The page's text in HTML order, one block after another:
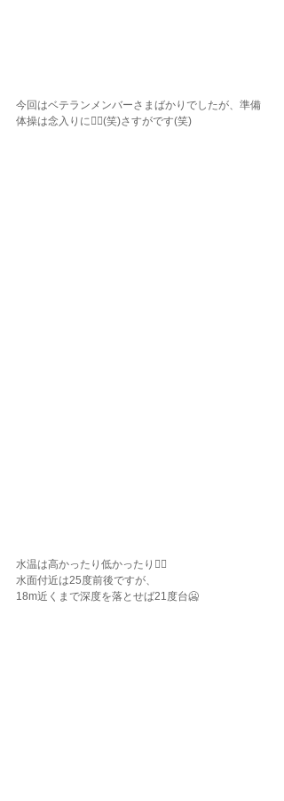
今回はベテランメンバーさまばかりでしたが、準備
体操は念入りに🤸‍♀️(笑)さすがです(笑)
水温は高かったり低かったり☝🏾
水面付近は25度前後ですが、
18m近くまで深度を落とせば21度台🥶